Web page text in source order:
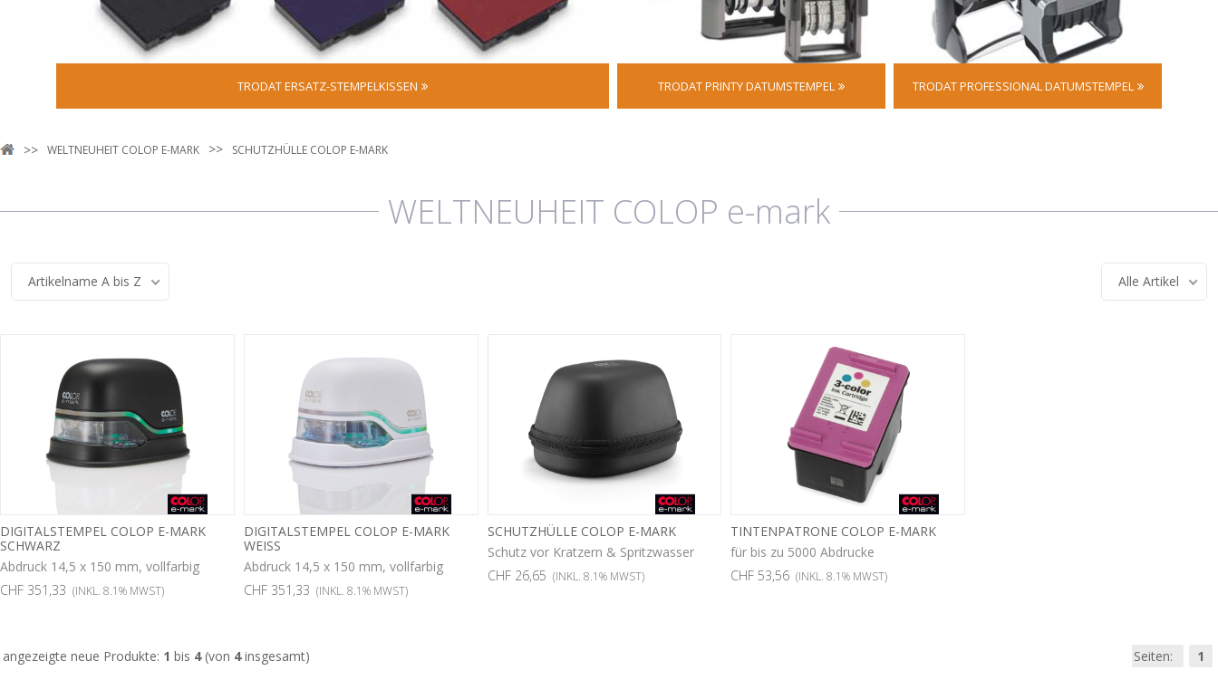
TRODAT ERSATZ-STEMPELKISSEN TRODAT PRINTY DATUMSTEMPEL TRODAT PROFESSIONAL DATUMSTEMPEL
WELTNEUHEIT COLOP E-MARK SCHUTZHÜLLE COLOP E-MARK
WELTNEUHEIT COLOP e-mark
Artikelname A bis Z Alle Artikel
DIGITALSTEMPEL COLOP E-MARK
SCHWARZ
Abdruck 14,5 x 150 mm, vollfarbig
CHF 351,33 (INKL. 8.1% MWST)
DIGITALSTEMPEL COLOP E-MARK
WEISS
Abdruck 14,5 x 150 mm, vollfarbig
CHF 351,33 (INKL. 8.1% MWST)
SCHUTZHÜLLE COLOP E-MARK
Schutz vor Kratzern & Spritzwasser
CHF 26,65 (INKL. 8.1% MWST)
TINTENPATRONE COLOP E-MARK
für bis zu 5000 Abdrucke
CHF 53,56 (INKL. 8.1% MWST)
Seiten: 1
angezeigte neue Produkte: 1 bis 4(von 4insgesamt)